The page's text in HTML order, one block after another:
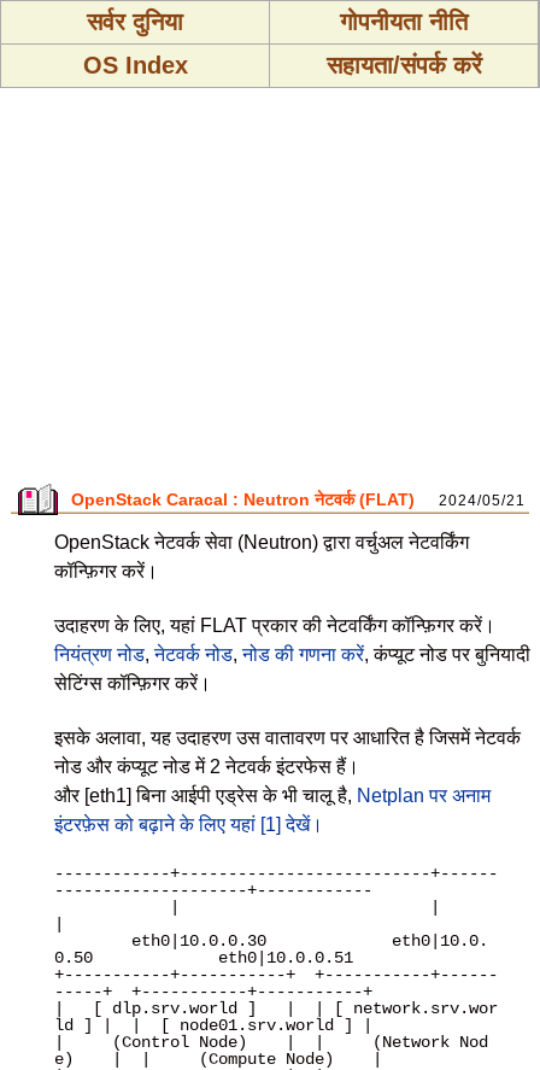
सर्वर दुनिया
गोपनीयता नीति
OS Index
सहायता/संपर्क करें
OpenStack Caracal : Neutron नेटवर्क (FLAT) 2024/05/21
OpenStack नेटवर्क सेवा (Neutron) द्वारा वर्चुअल नेटवर्किंग
कॉन्फ़िगर करें।
उदाहरण के लिए, यहां FLAT प्रकार की नेटवर्किंग कॉन्फ़िगर करें।
नियंत्रण नोड,नेटवर्क नोड,नोड की गणना करें, कंप्यूट नोड पर बुनियादी
सेटिंग्स कॉन्फ़िगर करें।
इसके अलावा, यह उदाहरण उस वातावरण पर आधारित है जिसमें नेटवर्क
नोड और कंप्यूट नोड में 2 नेटवर्क इंटरफेस हैं।
और [eth1] बिना आईपी एड्रेस के भी चालू है, Netplan पर अनाम
इंटरफ़ेस को बढ़ाने के लिए यहां [1] देखें।
------------+--------------------------+------
--------------------+------------
0.50             eth0|10.0.0.51
+-----------+-----------+  +-----------+------
-----+  +-----------+-----------+
|   [ dlp.srv.world ]   |  | [ network.srv.wor
ld ] |  |  [ node01.srv.world ] |
|     (Control Node)    |  |     (Network Nod
e)    |  |     (Compute Node)    |